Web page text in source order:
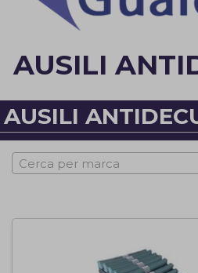
AUSILI
AUSILI
Cerca per marca